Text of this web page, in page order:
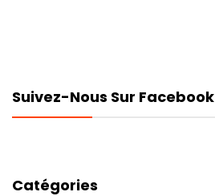
Suivez-Nous Sur Facebook
Catégories